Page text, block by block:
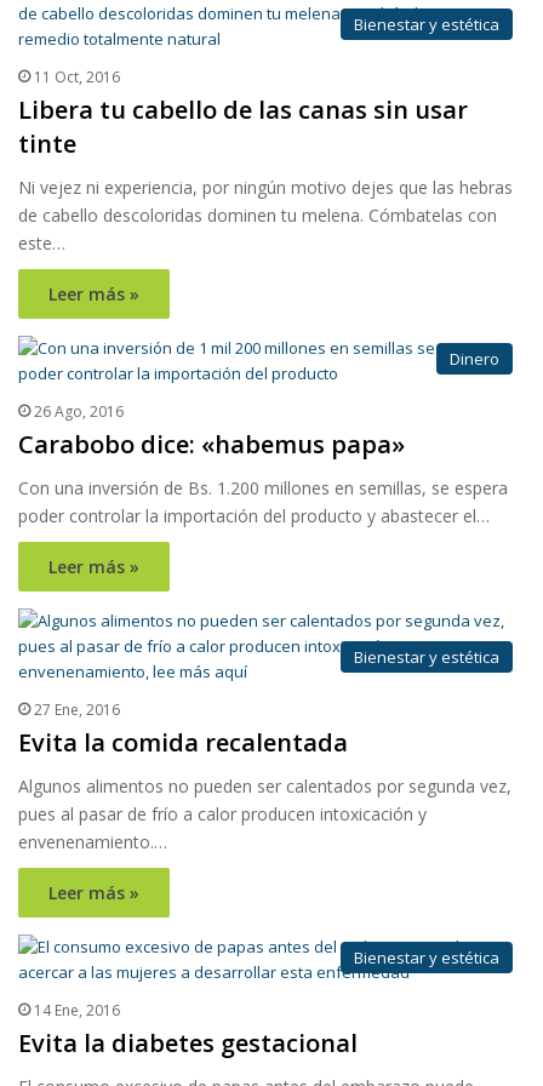
Bienestar y estética
11 Oct, 2016
Libera tu cabello de las canas sin usar
tinte
Ni vejez ni experiencia, por ningún motivo dejes que las hebras
de cabello descoloridas dominen tu melena. Cómbatelas con
este…
Leer más »
Dinero
26 Ago, 2016
Carabobo dice: «habemus papa»
Con una inversión de Bs. 1.200 millones en semillas, se espera
poder controlar la importación del producto y abastecer el…
Leer más »
Bienestar y estética
27 Ene, 2016
Evita la comida recalentada
Algunos alimentos no pueden ser calentados por segunda vez,
pues al pasar de frío a calor producen intoxicación y
envenenamiento.…
Leer más »
Bienestar y estética
14 Ene, 2016
Evita la diabetes gestacional